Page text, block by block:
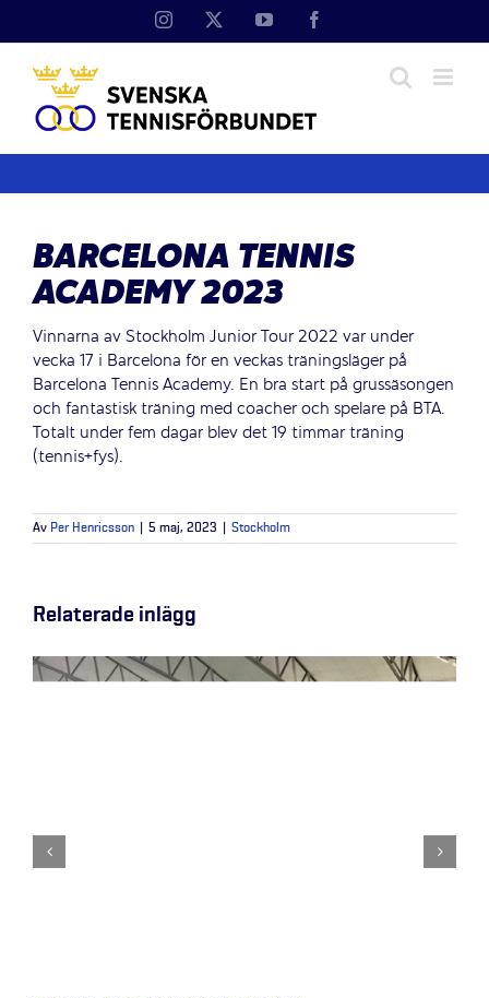
Instagram YouTube
BARCELONA TENNIS
ACADEMY 2023
Vinnarna av Stockholm Junior Tour 2022 var under
vecka 17 i Barcelona för en veckas träningsläger på
Barcelona Tennis Academy. En bra start på grussäsongen
och fantastisk träning med coacher och spelare på BTA.
Totalt under fem dagar blev det 19 timmar träning
(tennis+fys).
Av Per Henricsson 5 maj, 2023 Stockholm
Relaterade inlägg